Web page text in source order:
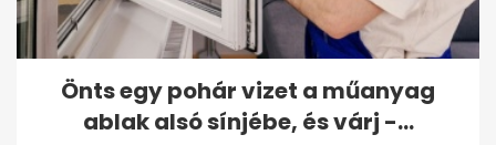
Önts egy pohár vizet a műanyag
ablak alsó sínjébe, és várj -...